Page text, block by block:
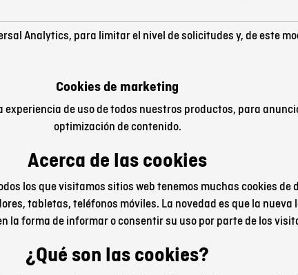
Analytics, para limitar el nivel de solicitudes y, de este
Cookies de marketing
experiencia de uso de todos nuestros productos, para
optimización de contenido.
Acerca de las cookies
los que visitamos sitios web tenemos muchas cookies
tabletas, teléfonos móviles. La novedad es que la nueva
la forma de informar o consentir su uso por parte de los
¿Qué son las cookies?